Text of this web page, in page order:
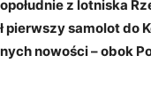
z lotniska
pierwszy samolot do
nowości – obok